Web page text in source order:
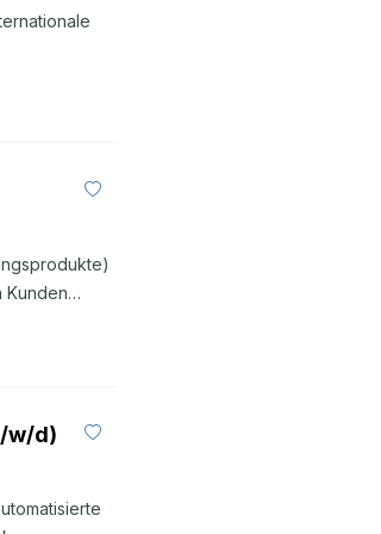
Kunden
und
...
w/d)